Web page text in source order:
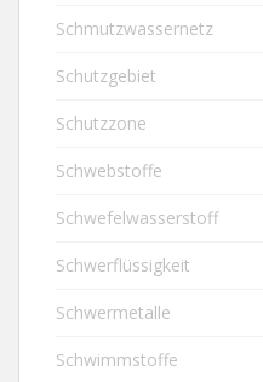
Schmutzwassernetz
Schutzgebiet
Schutzzone
Schwebstoffe
Schwefelwasserstoff
Schwerflüssigkeit
Schwermetalle
Schwimmstoffe